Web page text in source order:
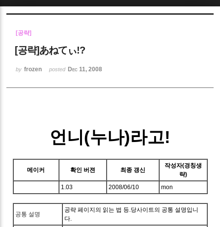
[공략]
[공략]あねてぃ!?
by frozen posted Dec 11, 2008
언니(누나)라고!
메이커 확인 버젼 최종 갱신
작성자(경칭생
략)
1.03
2008/06/10 mon
공통 설명
공략 페이지의 읽는 법 등.당사이트의 공통 설명입니
다.
Sketchbook5, 스케치북5